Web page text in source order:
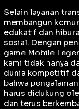
Selain layanan
membangun
edukatif dan
sosial. Dengan
game Mobile
kami tidak hanya
dunia kompetitif
bahwa
harus didukung
dan terus